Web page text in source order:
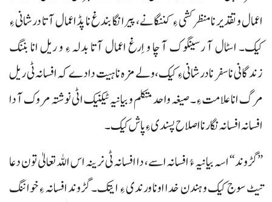
اعمال و تقدیر نا منظر کشی ءِ کننگانے، پیرانگا بندغ نا پڈ اعمال آتا درشانی ءِ
کیک۔ اسٹال آ رسینگوک آ چا و اِرغ اعمال آتا بدلہ ءِ و ریل انا بننگ
زندگانی نا سفر نادرشانی ءِ کیک، ولے مزہ نا ہیت دادے کہ افسانہ ٹی ریل
مرگ انا علامت ءِ۔ صیغہ واحد متکلم و بیانیہ ٹیکنیک اٹی نوشتہ مروک آ دا
افسانہ افسانہ نگار نا اصلاح پسندی ءِ پاش کیک۔
”گڑوند“ اسہ بیانیہ ءُ افسانہ اسے، دا افسانہ ٹی نرینہ اس اللہ تعالیٰ تون دعا
تیٹ سوج کیک و ہندن خدا اونا ورندی ءِ ایتک۔ گڑوند افسانہ ءِ خواننگ